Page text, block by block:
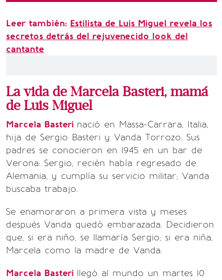
Leer también: Estilista de Luis Miguel revela los
secretos detrás del rejuvenecido look del
cantante
La vida de Marcela Basteri, mamá
de Luis Miguel
Marcela Basteri nació en Massa-Carrara, Italia,
hija de Sergio Basteri y Vanda Torrozo. Sus
padres se conocieron en 1945 en un bar de
Verona: Sergio, recién había regresado de
Alemania, y cumplía su servicio militar; Vanda
buscaba trabajo.
Se enamoraron a primera vista y meses
después Vanda quedó embarazada. Decidieron
que, si era niño, se llamaría Sergio; si era niña,
Marcela como la madre de Vanda.
Marcela Basteri llegó al mundo un martes 10